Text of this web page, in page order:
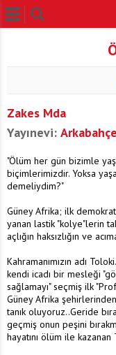
Zakes Mda
Yayınevi:
"Ölüm her gün bizimle
biçimlerimizdir. Yoksa
demeliydim?"
Güney Afrika; ilk
yanan lastik "kolye"lerin
açlığın haksızlığın ve
Kahramanımızın adı
kendi icadı bir mesleği
sağlamayı" seçmiş ilk
Güney Afrika
tanık oluyoruz..Geride
geçmiş onun peşini
hayatını ölüm ile